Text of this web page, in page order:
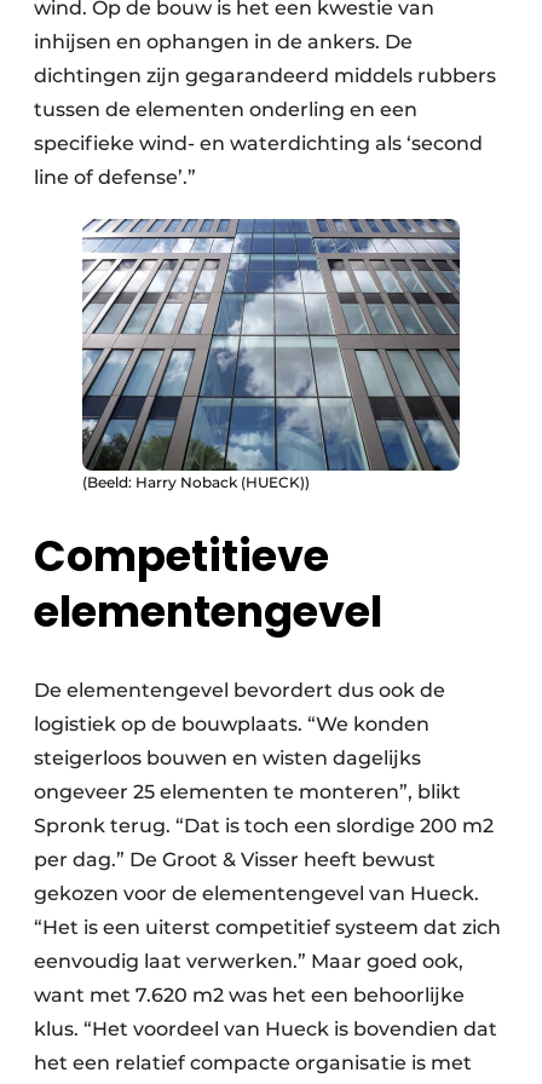
wind. Op de bouw is het een kwestie van
inhijsen en ophangen in de ankers. De
dichtingen zijn gegarandeerd middels rubbers
tussen de elementen onderling en een
specifieke wind- en waterdichting als ‘second
line of defense’.”
(Beeld: Harry Noback (HUECK))
Competitieve
elementengevel
De elementengevel bevordert dus ook de
logistiek op de bouwplaats. “We konden
steigerloos bouwen en wisten dagelijks
ongeveer 25 elementen te monteren”, blikt
Spronk terug. “Dat is toch een slordige 200 m2
per dag.” De Groot & Visser heeft bewust
gekozen voor de elementengevel van Hueck.
“Het is een uiterst competitief systeem dat zich
eenvoudig laat verwerken.” Maar goed ook,
want met 7.620 m2 was het een behoorlijke
klus. “Het voordeel van Hueck is bovendien dat
het een relatief compacte organisatie is met